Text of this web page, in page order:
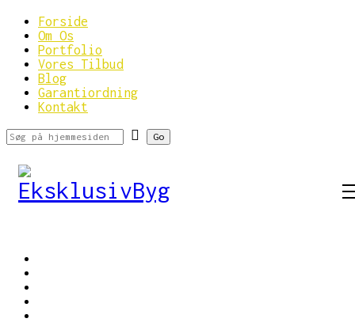
Forside
Om Os
Portfolio
Vores Tilbud
Blog
Garantiordning
Kontakt